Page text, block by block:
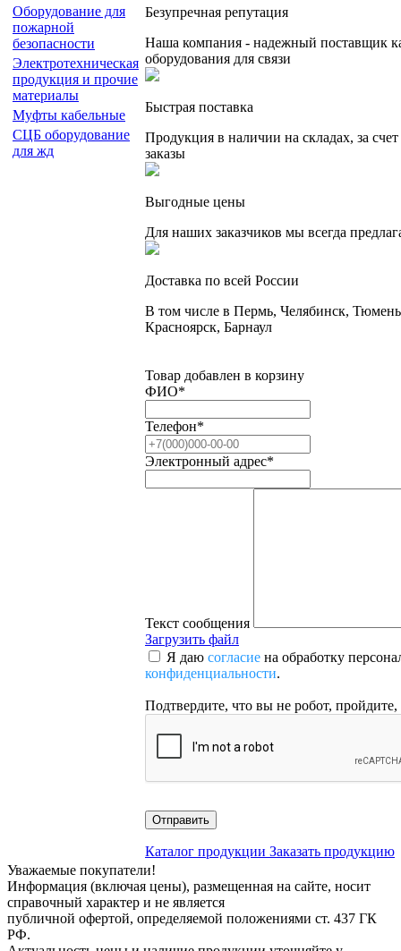
Оборудование для
пожарной
безопасности
Электротехническая
продукция и прочие
материалы
Муфты кабельные
СЦБ оборудование
для жд
Безупречная репутация
Наша компания - надежный поставщик
оборудования для связи
Быстрая поставка
Продукция в наличии на складах, за
заказы
Выгодные цены
Для наших заказчиков мы всегда
Доставка по всей России
В том числе в Пермь, Челябинск,
Красноярск, Барнаул
Товар добавлен в корзину
ФИО*
Телефон*
Электронный адрес*
Текст сообщения
Загрузить файл
Я даю согласие на обработку
конфиденциальности.
Подтвердите, что вы не робот,
Отправить
Каталог продукции Заказать продукцию
Уважаемые покупатели!
Информация (включая цены), размещенная на сайте, носит
справочный характер и не является
публичной офертой, определяемой положениями ст. 437 ГК
РФ.